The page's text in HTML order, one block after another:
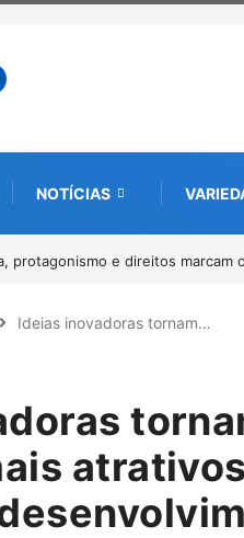
NOTÍCIAS
inicia recebimento de
Ideias inovadoras tornam…